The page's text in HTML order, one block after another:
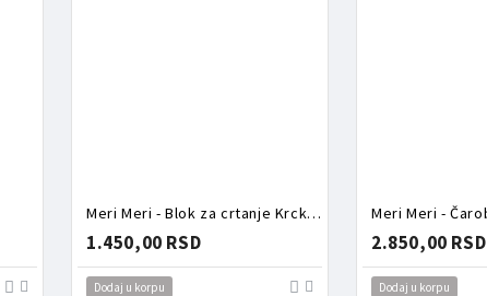
Meri Meri - Blok za crtanje Krcko Oraščić
1.450,00 RSD
Dodaj u korpu
2.850,00 RSD
Dodaj u korpu